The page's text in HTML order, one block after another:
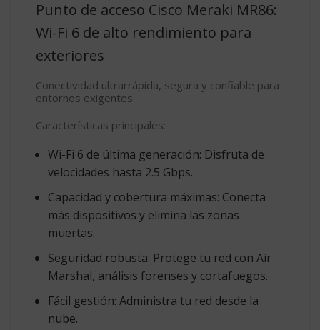
Punto de acceso Cisco Meraki MR86:
Wi-Fi 6 de alto rendimiento para
exteriores
Conectividad ultrarrápida, segura y confiable para
entornos exigentes.
Características principales:
Wi-Fi 6 de última generación: Disfruta de
velocidades hasta 2.5 Gbps.
Capacidad y cobertura máximas: Conecta
más dispositivos y elimina las zonas
muertas.
Seguridad robusta: Protege tu red con Air
Marshal, análisis forenses y cortafuegos.
Fácil gestión: Administra tu red desde la
nube.